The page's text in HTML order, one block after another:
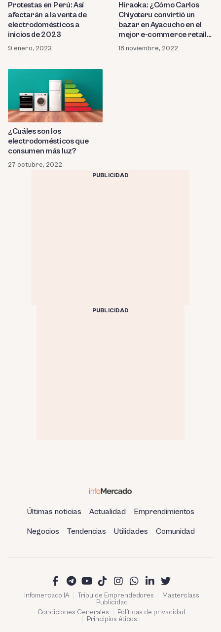
Protestas en Perú: Así
afectarán a la venta de
electrodomésticos a
inicios de 2023
9 enero, 2023
Hiraoka: ¿Cómo Carlos
Chiyoteru convirtió un
bazar en Ayacucho en el
mejor e-commerce retail
del Perú?
18 noviembre, 2022
¿Cuáles son los
electrodomésticos que
consumen más luz?
27 octubre, 2022
PUBLICIDAD
PUBLICIDAD
Últimas noticias Actualidad Emprendimientos
Negocios Tendencias Utilidades Comunidad
Infomercado IA Tribu de Emprendedores
Masterclass
Publicidad
Condiciones Generales
Políticas de privacidad
Principios éticos